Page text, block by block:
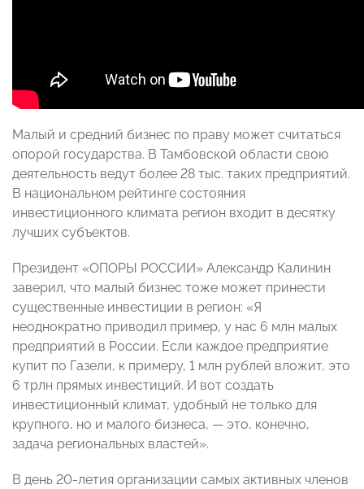
Малый и средний бизнес по праву может считаться
опорой государства. В Тамбовской области свою
деятельность ведут более 28 тыс. таких предприятий.
В национальном рейтинге состояния
инвестиционного климата регион входит в десятку
лучших субъектов.
Президент «ОПОРЫ РОССИИ» Александр Калинин
заверил, что малый бизнес тоже может принести
существенные инвестиции в регион: «Я
неоднократно приводил пример, у нас 6 млн малых
предприятий в России. Если каждое предприятие
купит по Газели, к примеру, 1 млн рублей вложит, это
6 трлн прямых инвестиций. И вот создать
инвестиционный климат, удобный не только для
крупного, но и малого бизнеса, — это, конечно,
задача региональных властей».
В день 20-летия организации самых активных членов